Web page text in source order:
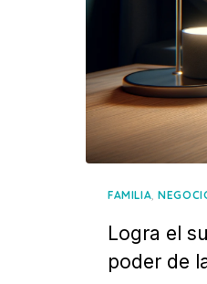
FAMILIA,
Logra el
poder de